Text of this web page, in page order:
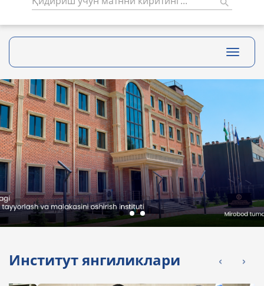
Toggle
Институт янгиликлари ‹ ›